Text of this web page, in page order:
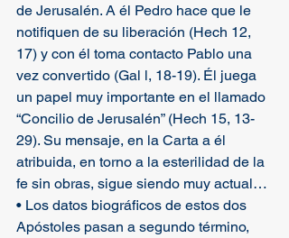
de Jerusalén. A él Pedro hace que le
notifiquen de su liberación (Hech 12,
17) y con él toma contacto Pablo una
vez convertido (Gal l, 18-19). Él juega
un papel muy importante en el llamado
“Concilio de Jerusalén” (Hech 15, 13-
29). Su mensaje, en la Carta a él
atribuida, en torno a la esterilidad de la
fe sin obras, sigue siendo muy actual…
• Los datos biográficos de estos dos
Apóstoles pasan a segundo término,